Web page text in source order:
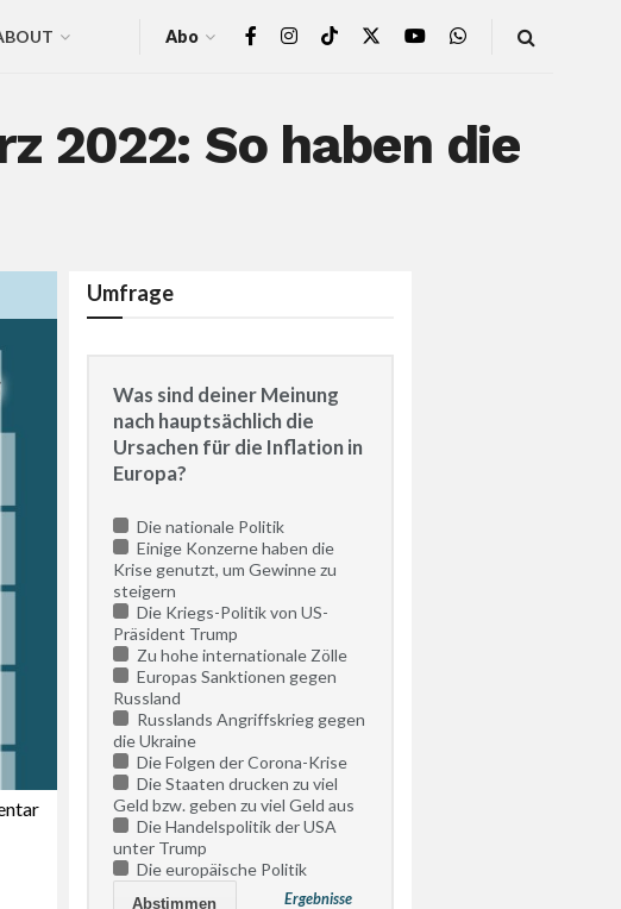
Abo
2022: So haben die
Umfrage
Was sind deiner Meinung
nach hauptsächlich die
Ursachen für die Inflation in
Europa?
Die nationale Politik
Einige Konzerne haben die
Krise genutzt, um Gewinne zu
steigern
Die Kriegs-Politik von US-
Präsident Trump
Zu hohe internationale Zölle
Europas Sanktionen gegen
Russland
Russlands Angriffskrieg gegen
die Ukraine
Die Folgen der Corona-Krise
Die Staaten drucken zu viel
Geld bzw. geben zu viel Geld aus
Die Handelspolitik der USA
unter Trump
Die europäische Politik
Ergebnisse